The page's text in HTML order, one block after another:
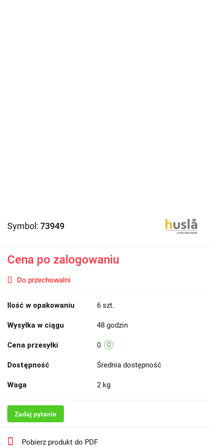
Symbol: 73949
Cena po zalogowaniu
Do przechowalni
Ilość w opakowaniu 6 szt.
Wysyłka w ciągu 48 godzin
Cena przesyłki 0
Dostępność Średnia dostępność
Waga 2 kg
Zadaj pytanie
Pobierz produkt do PDF